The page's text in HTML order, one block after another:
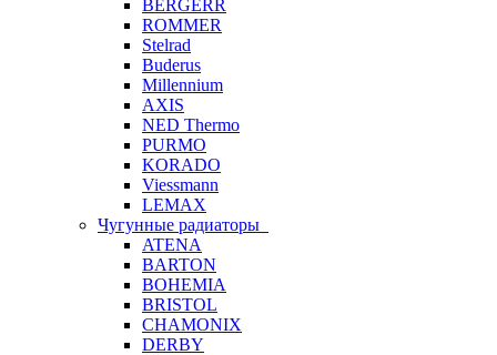
BERGERR
ROMMER
Stelrad
Buderus
Millennium
AXIS
NED Thermo
PURMO
KORADO
Viessmann
LEMAX
Чугунные радиаторы
ATENA
BARTON
BOHEMIA
BRISTOL
CHAMONIX
DERBY